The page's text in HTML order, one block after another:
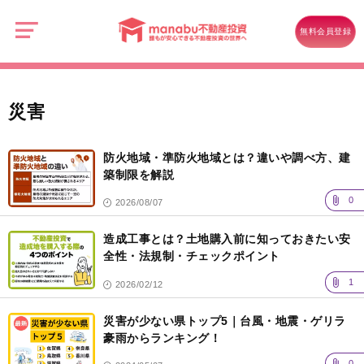
無料会員登録
災害
防火地域・準防火地域とは？違いや調べ方、建
築制限を解説
2026/08/07 0
造成工事とは？土地購入前に知っておきたい安
全性・法規制・チェックポイント
2026/02/12 1
災害が少ない県トップ5｜台風・地震・ゲリラ
豪雨からランキング！